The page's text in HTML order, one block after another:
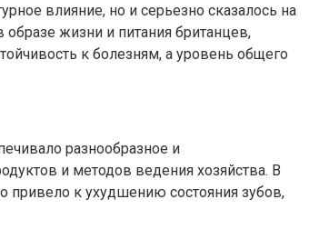
влияние, но и серьезно сказалось на
жизни и питания британцев,
к болезням, а уровень общего
разнообразное и
и методов ведения хозяйства. В
привело к ухудшению состояния зубов,